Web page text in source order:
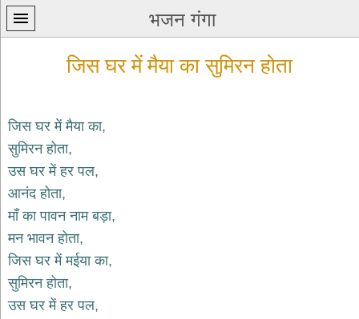
भजन गंगा
प्रथम
पन्ना
home
कृष्ण
भजन
krishna
bhajans
शिव
भजन
जिस घर में मैया का सुमिरन होता
जिस घर में मैया का,
सुमिरन होता,
उस घर में हर पल,
आनंद होता,
माँ का पावन नाम बड़ा,
मन भावन होता,
जिस घर में मईया का,
सुमिरन होता,
उस घर में हर पल,